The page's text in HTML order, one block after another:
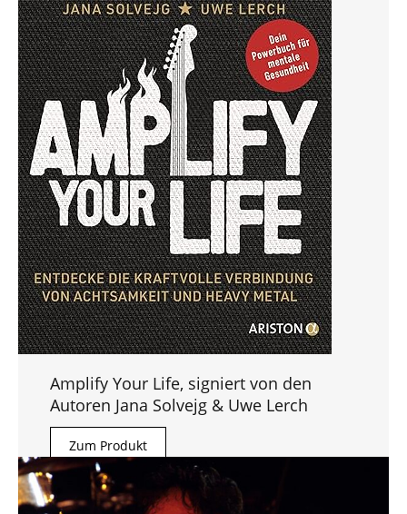
Amplify Your Life, signiert von den
Autoren Jana Solvejg & Uwe Lerch
Zum Produkt